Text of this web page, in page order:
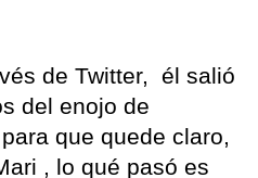
de Twitter, él salió
del enojo de
que quede claro,
, lo qué pasó es